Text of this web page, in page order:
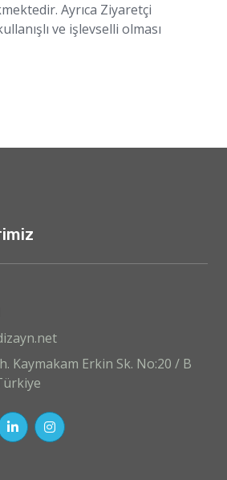
Ayrıca Ziyaretçi
ve işlevselli olması
Kaymakam Erkin Sk. No:20 / B